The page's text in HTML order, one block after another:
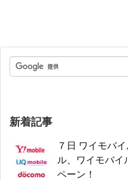
新着記事
７日 ワイモバ
ル、ワイモバイ
ペーン！